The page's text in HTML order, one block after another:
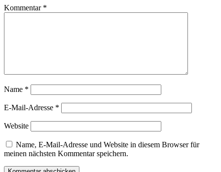
Kommentar *
Name *
E-Mail-Adresse *
Website
Name, E-Mail-Adresse und Website in diesem Browser für
meinen nächsten Kommentar speichern.